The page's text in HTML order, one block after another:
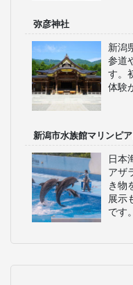
弥彦神社
新潟
参道
す。
体験
新潟市水族館マリンピ
日本
アザ
き物
展示
です。